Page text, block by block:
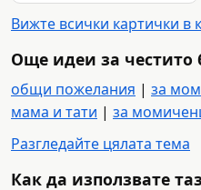
Вижте всички картички в
Още идеи за честито
общи пожелания | за
мама и тати | за
Разгледайте цялата тема
Как да използвате